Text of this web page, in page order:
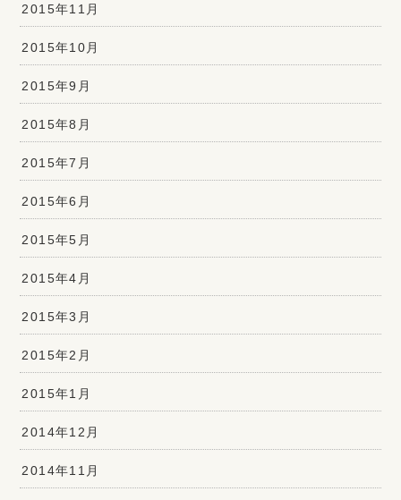
2015年11月
2015年10月
2015年9月
2015年8月
2015年7月
2015年6月
2015年5月
2015年4月
2015年3月
2015年2月
2015年1月
2014年12月
2014年11月